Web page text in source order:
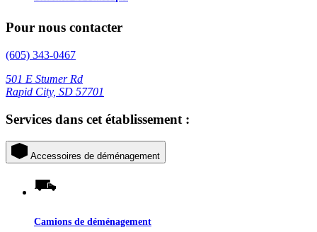
Pour nous contacter
(605) 343-0467
501 E Stumer Rd
Rapid City, SD 57701
Services dans cet établissement :
Accessoires de déménagement
Camions de déménagement